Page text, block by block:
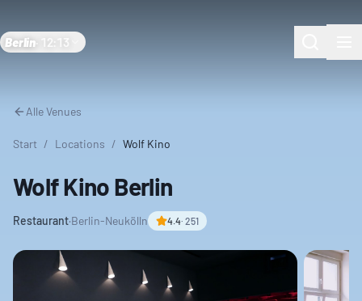
Berlin 12:13
Alle Venues
Start / Locations / Wolf Kino
Wolf Kino Berlin
Restaurant·Berlin-Neukölln 4.4· 251